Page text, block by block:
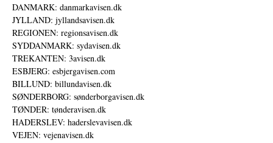
DANMARK: danmarkavisen.dk
JYLLAND: jyllandsavisen.dk
REGIONEN: regionsavisen.dk
SYDDANMARK: sydavisen.dk
TREKANTEN: 3avisen.dk
ESBJERG: esbjergavisen.com
BILLUND: billundavisen.dk
SØNDERBORG: sønderborgavisen.dk
TØNDER: tønderavisen.dk
HADERSLEV: haderslevavisen.dk
VEJEN: vejenavisen.dk